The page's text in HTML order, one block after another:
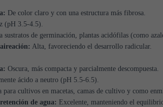
De color claro y con una estructura más fibrosa.
(pH 3.5-4.5).
sustratos de germinación, plantas acidófilas (como
Alta, favoreciendo el desarrollo radicular.
Oscura, más compacta y parcialmente descompuesta.
ácido a neutro (pH 5.5-6.5).
para cultivos en macetas, camas de cultivo y como
de agua: Excelente, manteniendo el